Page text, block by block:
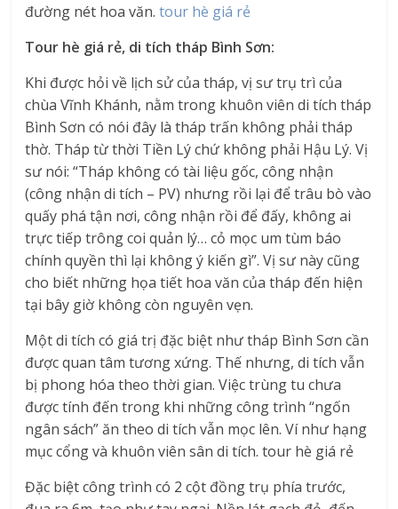
đường nét hoa văn.tour hè giá rẻ
Tour hè giá rẻ, di tích tháp Bình Sơn:
Khi được hỏi về lịch sử của tháp, vị sư trụ trì của
chùa Vĩnh Khánh, nằm trong khuôn viên di tích tháp
Bình Sơn có nói đây là tháp trấn không phải tháp
thờ. Tháp từ thời Tiền Lý chứ không phải Hậu Lý. Vị
sư nói: “Tháp không có tài liệu gốc, công nhận
(công nhận di tích – PV) nhưng rồi lại để trâu bò vào
quấy phá tận nơi, công nhận rồi để đấy, không ai
trực tiếp trông coi quản lý… cỏ mọc um tùm báo
chính quyền thì lại không ý kiến gì”. Vị sư này cũng
cho biết những họa tiết hoa văn của tháp đến hiện
tại bây giờ không còn nguyên vẹn.
Một di tích có giá trị đặc biệt như tháp Bình Sơn cần
được quan tâm tương xứng. Thế nhưng, di tích vẫn
bị phong hóa theo thời gian. Việc trùng tu chưa
được tính đến trong khi những công trình “ngốn
ngân sách” ăn theo di tích vẫn mọc lên. Ví như hạng
mục cổng và khuôn viên sân di tích. tour hè giá rẻ
Đặc biệt công trình có 2 cột đồng trụ phía trước,